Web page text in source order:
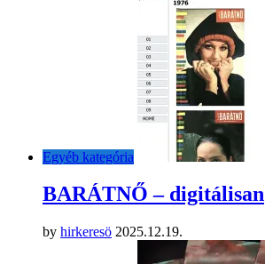
Egyéb kategória
BARÁTNŐ – digitálisan
by hirkeresö 2025.12.19.